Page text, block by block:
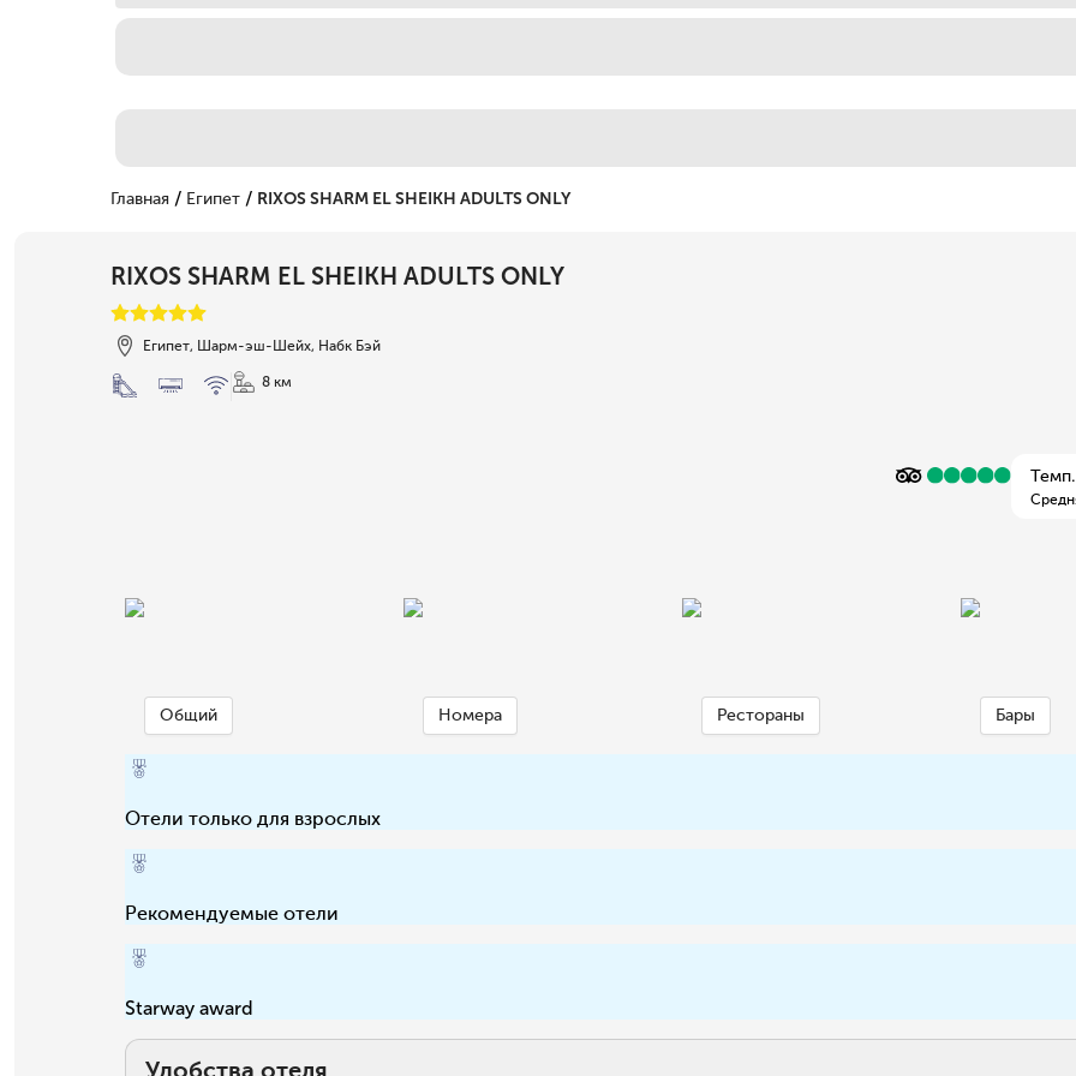
Главная / Египет / RIXOS SHARM EL SHEIKH ADULTS ONLY
RIXOS SHARM EL SHEIKH ADULTS ONLY
Египет, Шарм-эш-Шейх, Набк Бэй
8 км
Общий Номера Рестораны Бары
Отели только для взрослых
Рекомендуемые отели
Starway award
Удобства отеля